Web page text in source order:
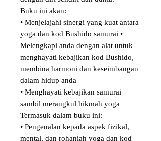
Buku ini akan:
• Menjelajahi sinergi yang kuat antara
yoga dan kod Bushido samurai •
Melengkapi anda dengan alat untuk
menghayati kebajikan kod Bushido,
membina harmoni dan keseimbangan
dalam hidup anda
• Menghayati kebajikan samurai
sambil merangkul hikmah yoga
Termasuk dalam buku ini:
• Pengenalan kepada aspek fizikal,
mental, dan rohaniah yoga dan kod